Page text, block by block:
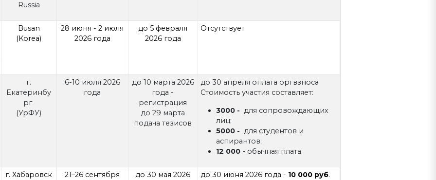
Russia
Busan
(Korea)
28 июня - 2 июля
2026 года
до 5 февраля
2026 года
Отсутствует
г.
Екатеринбу
рг
(УрФУ)
6-10 июля 2026
года
до 10 марта 2026
года -
регистрация
до 29 марта
подача тезисов
до 30 апреля оплата оргвзноса
Стоимость участия составляет:
3000 - для сопровождающих
лиц;
5000 - для студентов и
аспирантов;
12 000 - обычная плата.
г. Хабаровск
21–26 сентября
до 30 мая 2026
до 30 июня 2026 года - 10 000 руб.